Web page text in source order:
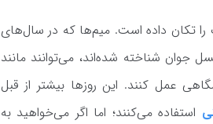
را تکان داده‌ است. میم‌ها که در سال‌های
جوان شناخته شده‌اند، می‌توانند مانند
عمل کنند. این روزها بیشتر از قبل
استفاده می‌کنند؛ اما اگر می‌خواهید به